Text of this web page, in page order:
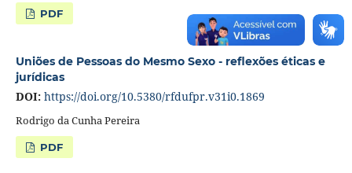
PDF
Uniões de Pessoas do Mesmo Sexo - reflexões éticas e
jurídicas
DOI: https://doi.org/10.5380/rfdufpr.v31i0.1869
Rodrigo da Cunha Pereira
PDF